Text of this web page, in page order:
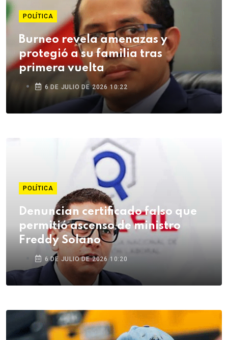
POLÍTICA
Burneo revela amenazas y
protegió a su familia tras
primera vuelta
6 DE JULIO DE 2026 10:22
POLÍTICA
Denuncian certificado falso que
permitió ascenso de ministro
Freddy Solano
6 DE JULIO DE 2026 10:20